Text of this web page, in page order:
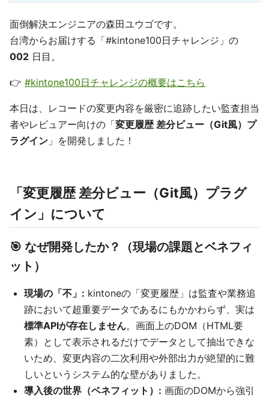
面倒解決エンジニアの森田ユウゴです。
台湾からお届けする「#kintone100日チャレンジ」の
002 日目。
👉 #kintone100日チャレンジの概要はこちら
本日は、レコードの変更内容を厳密に追跡したい監査担当
者やレビュアー向けの「変更履歴 差分ビュー（Git風）プ
ラグイン 」を開発しました！
「変更履歴 差分ビュー（Git風）プラグ
イン」について
🎯 なぜ開発したか？（現場の課題とベネフィ
ット）
現場の「不」: kintoneの「変更履歴」は監査や業務追
跡において超重要データであるにもかかわらず、実は
標準APIが存在しません。画面上のDOM（HTML要
素）として表示されるだけでデータとして抽出できな
いため、変更内容の二次利用や外部出力が絶望的に難
しいというシステム的な壁がありました。
導入後の世界（ベネフィット）: 画面のDOMから強引